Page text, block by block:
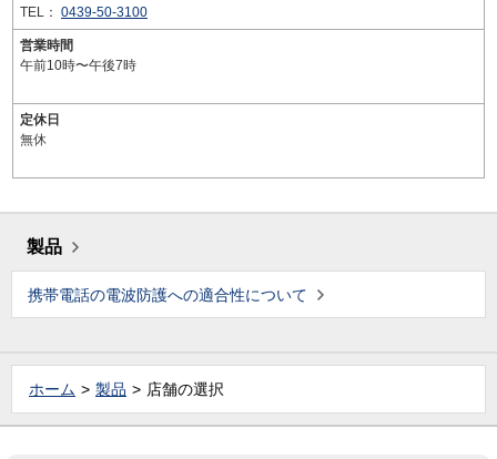
TEL： 0439-50-3100
営業時間
午前10時〜午後7時
定休日
無休
製品
携帯電話の電波防護への適合性について
ホーム 製品 店舗の選択